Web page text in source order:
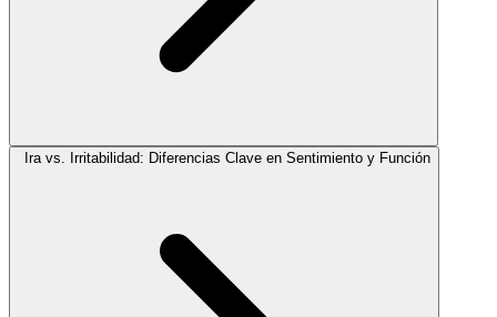
Ira vs. Irritabilidad: Diferencias Clave en Sentimiento y Función